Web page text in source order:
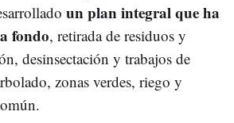
un plan integral que ha
fondo, retirada de residuos y
desinsectación y trabajos de
zonas verdes, riego y